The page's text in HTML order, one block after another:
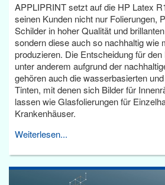
APPLIPRINT setzt auf die HP Latex
seinen Kunden nicht nur Folierungen,
Schilder in hoher Qualität und
sondern diese auch so nachhaltig wie
produzieren. Die Entscheidung für
unter anderem aufgrund der
gehören auch die wasserbasierten
Tinten, mit denen sich Bilder für
lassen wie Glasfolierungen für
Krankenhäuser.
Weiterlesen...